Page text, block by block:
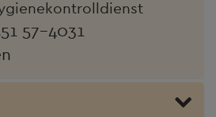
57-4031